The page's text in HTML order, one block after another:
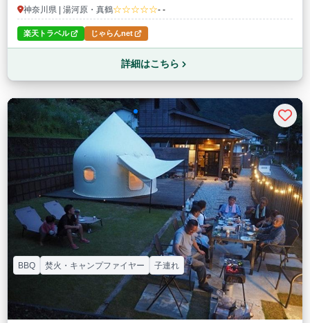
神奈川県 | 湯河原・真鶴☆☆☆☆☆- -
楽天トラベル じゃらんnet
詳細はこちら
BBQ 焚火・キャンプファイヤー 子連れ